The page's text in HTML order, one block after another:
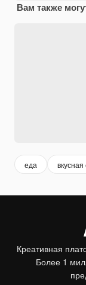
Вам также
еда вкусная
Креативная
Более 1